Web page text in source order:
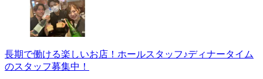
長期で働ける楽しいお店！ホールスタッフ♪ディナータイム
のスタッフ募集中！